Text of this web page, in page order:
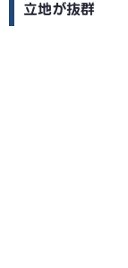
立地が抜群